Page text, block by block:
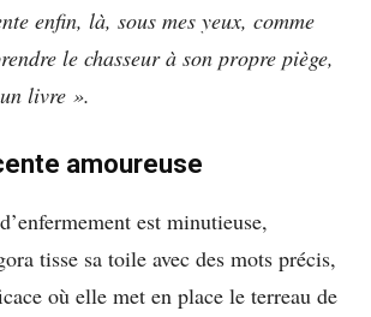
enfin, là, sous mes yeux, comme
le chasseur à son propre piège,
livre ».
amoureuse
est minutieuse,
tisse sa toile avec des mots précis,
où elle met en place le terreau de